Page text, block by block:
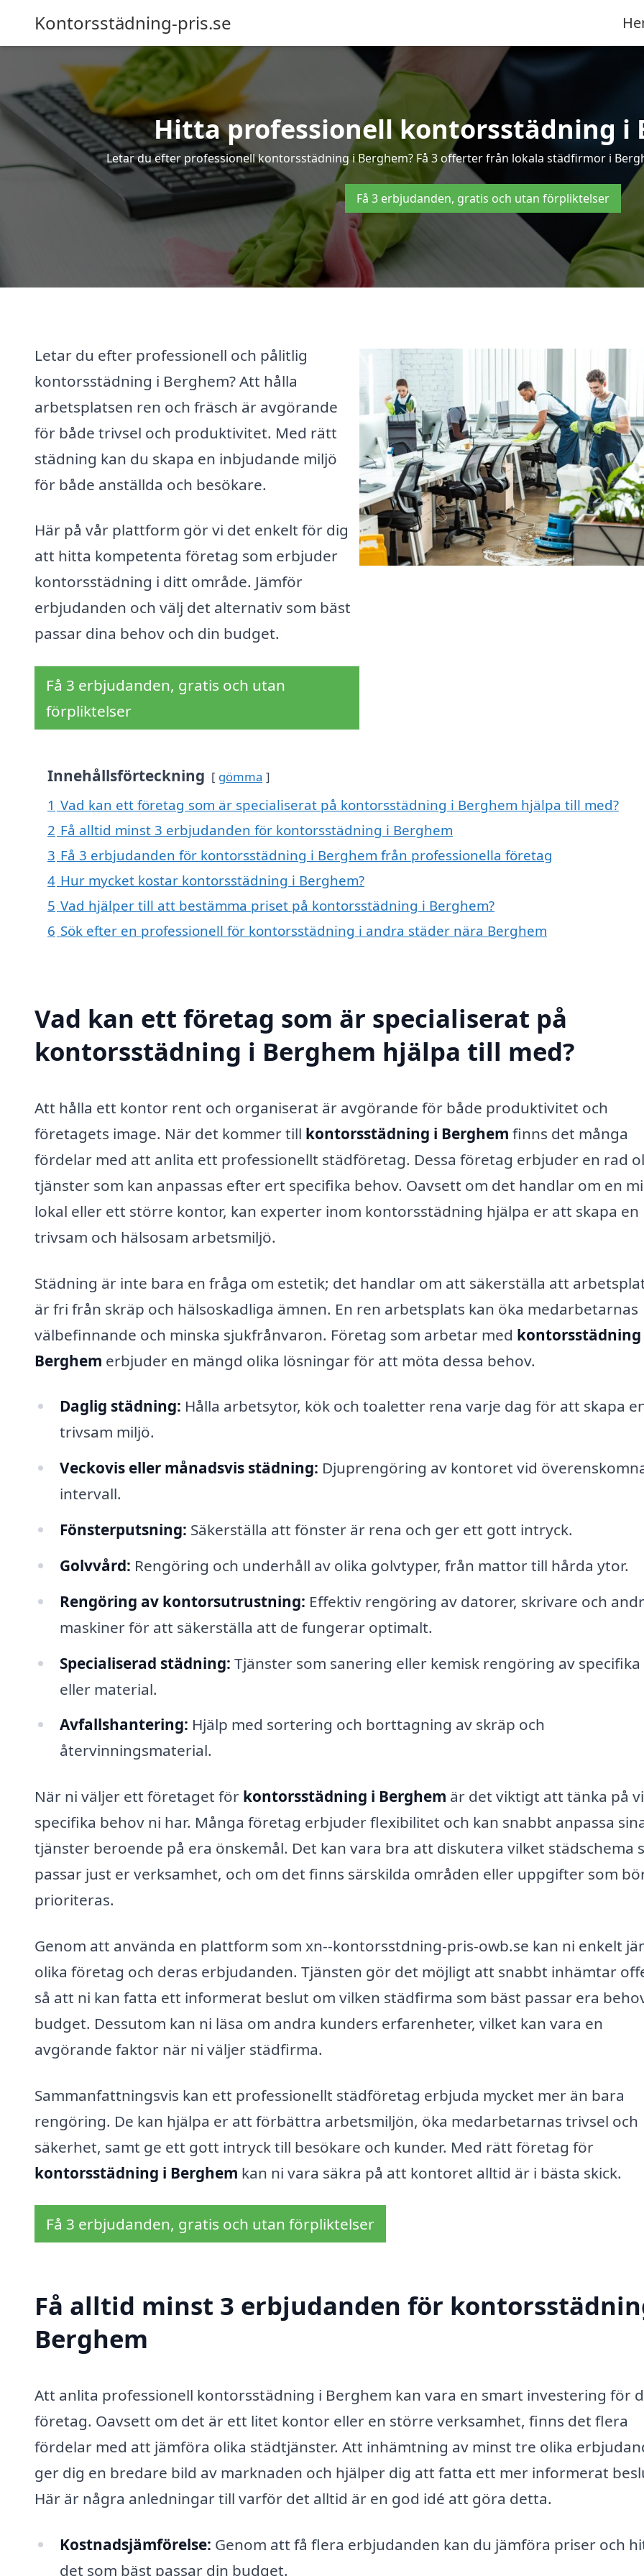
Kontorsstädning-pris.se
Hitta professionell kontorsstädning i
Letar du efter professionell kontorsstädning i Berghem? Få 3 offerter från lokala städfirmor i
Få 3 erbjudanden, gratis och utan förpliktelser
Letar du efter professionell och pålitlig
kontorsstädning i Berghem? Att hålla
arbetsplatsen ren och fräsch är avgörande
för både trivsel och produktivitet. Med rätt
städning kan du skapa en inbjudande miljö
för både anställda och besökare.
Här på vår plattform gör vi det enkelt för dig
att hitta kompetenta företag som erbjuder
kontorsstädning i ditt område. Jämför
erbjudanden och välj det alternativ som bäst
passar dina behov och din budget.
Få 3 erbjudanden, gratis och utan
förpliktelser
Innehållsförteckning gömma
1 Vad kan ett företag som är specialiserat på kontorsstädning i Berghem hjälpa till med?
2 Få alltid minst 3 erbjudanden för kontorsstädning i Berghem
3 Få 3 erbjudanden för kontorsstädning i Berghem från professionella företag
4 Hur mycket kostar kontorsstädning i Berghem?
5 Vad hjälper till att bestämma priset på kontorsstädning i Berghem?
6 Sök efter en professionell för kontorsstädning i andra städer nära Berghem
Vad kan ett företag som är specialiserat på
kontorsstädning i Berghem hjälpa till med?
Att hålla ett kontor rent och organiserat är avgörande för både produktivitet och
företagets image. När det kommer till kontorsstädning i Berghem finns det många
fördelar med att anlita ett professionellt städföretag. Dessa företag erbjuder en rad
tjänster som kan anpassas efter ert specifika behov. Oavsett om det handlar om en
lokal eller ett större kontor, kan experter inom kontorsstädning hjälpa er att skapa en
trivsam och hälsosam arbetsmiljö.
Städning är inte bara en fråga om estetik; det handlar om att säkerställa att
är fri från skräp och hälsoskadliga ämnen. En ren arbetsplats kan öka medarbetarnas
välbefinnande och minska sjukfrånvaron. Företag som arbetar med kontorsstädning
Berghem erbjuder en mängd olika lösningar för att möta dessa behov.
Daglig städning: Hålla arbetsytor, kök och toaletter rena varje dag för att skapa
trivsam miljö.
Veckovis eller månadsvis städning: Djuprengöring av kontoret vid
intervall.
Fönsterputsning: Säkerställa att fönster är rena och ger ett gott intryck.
Golvvård: Rengöring och underhåll av olika golvtyper, från mattor till hårda ytor.
Rengöring av kontorsutrustning: Effektiv rengöring av datorer, skrivare och
maskiner för att säkerställa att de fungerar optimalt.
Specialiserad städning: Tjänster som sanering eller kemisk rengöring av
eller material.
Avfallshantering: Hjälp med sortering och borttagning av skräp och
återvinningsmaterial.
När ni väljer ett företaget för kontorsstädning i Berghem är det viktigt att tänka på
specifika behov ni har. Många företag erbjuder flexibilitet och kan snabbt anpassa
tjänster beroende på era önskemål. Det kan vara bra att diskutera vilket städschema
passar just er verksamhet, och om det finns särskilda områden eller uppgifter som
prioriteras.
Genom att använda en plattform som xn--kontorsstdning-pris-owb.se kan ni enkelt
olika företag och deras erbjudanden. Tjänsten gör det möjligt att snabbt inhämtar
så att ni kan fatta ett informerat beslut om vilken städfirma som bäst passar era
budget. Dessutom kan ni läsa om andra kunders erfarenheter, vilket kan vara en
avgörande faktor när ni väljer städfirma.
Sammanfattningsvis kan ett professionellt städföretag erbjuda mycket mer än bara
rengöring. De kan hjälpa er att förbättra arbetsmiljön, öka medarbetarnas trivsel och
säkerhet, samt ge ett gott intryck till besökare och kunder. Med rätt företag för
kontorsstädning i Berghem kan ni vara säkra på att kontoret alltid är i bästa skick.
Få 3 erbjudanden, gratis och utan förpliktelser
Få alltid minst 3 erbjudanden för
Berghem
Att anlita professionell kontorsstädning i Berghem kan vara en smart investering för
företag. Oavsett om det är ett litet kontor eller en större verksamhet, finns det flera
fördelar med att jämföra olika städtjänster. Att inhämtning av minst tre olika
ger dig en bredare bild av marknaden och hjälper dig att fatta ett mer informerat
Här är några anledningar till varför det alltid är en god idé att göra detta.
Kostnadsjämförelse: Genom att få flera erbjudanden kan du jämföra priser och
det som bäst passar din budget.